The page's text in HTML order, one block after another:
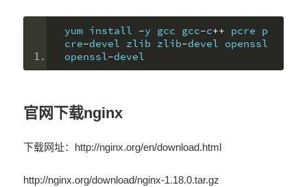
yum install -y gcc gcc-c++ pcre p
cre-devel zlib zlib-devel openssl
openssl-devel
官网下载nginx
下载网址：http://nginx.org/en/download.html
http://nginx.org/download/nginx-1.18.0.tar.gz